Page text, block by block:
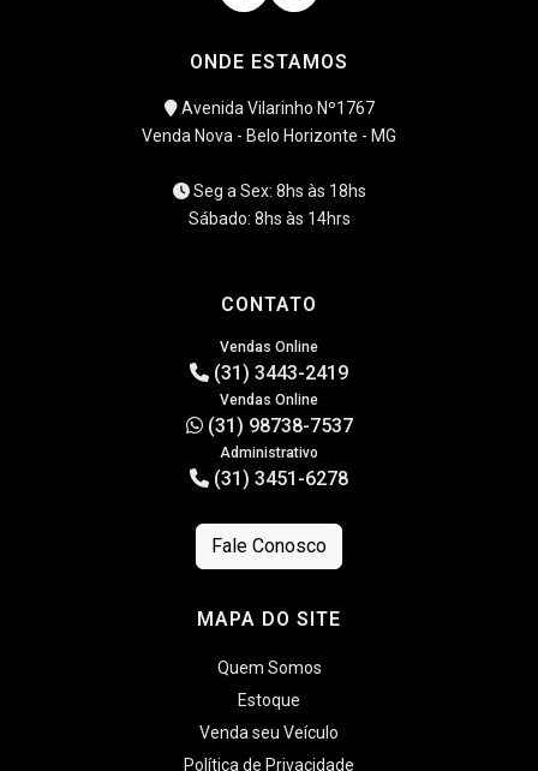
ONDE ESTAMOS
Avenida Vilarinho Nº1767
Venda Nova - Belo Horizonte - MG
Seg a Sex: 8hs às 18hs
Sábado: 8hs às 14hrs
CONTATO
Vendas Online
(31) 3443-2419
Vendas Online
(31) 98738-7537
Administrativo
(31) 3451-6278
Fale Conosco
MAPA DO SITE
Quem Somos
Estoque
Venda seu Veículo
Política de Privacidade